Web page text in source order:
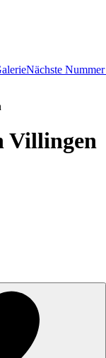
Nächste Nummer
Villingen